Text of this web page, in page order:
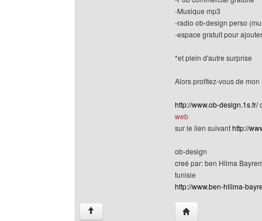
-Musique mp3
-radio ob-design perso
-espace gratuit pour
*et plein d'autre surprise
Alors profitez-vous de
http://www.ob-design.1s.fr/
web
sur le lien suivanthttp://
ob-design
creé par: ben Hlima
tunisie
http://www.ben-hlilma-
↑ Visiter le site web